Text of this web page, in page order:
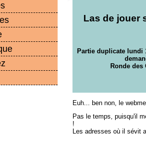
Las de jouer
Partie duplicate lundi
Ronde des
Euh... ben non, le
Pas le temps, puisqu'il
!
Les adresses où il sévit